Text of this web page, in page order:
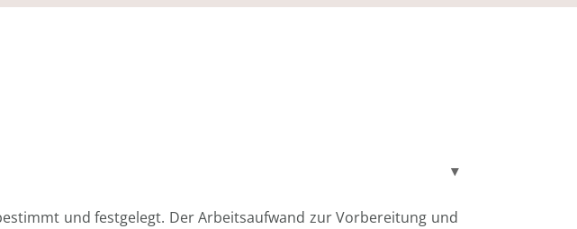
und festgelegt. Der Arbeitsaufwand zur Vorbereitung und